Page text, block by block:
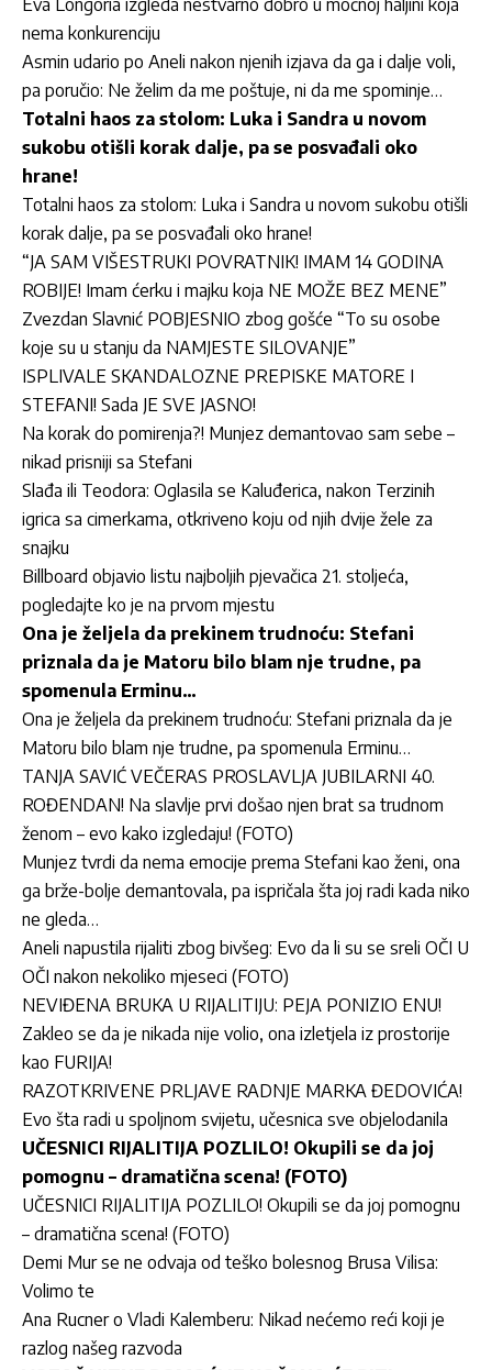
nema konkurenciju
Asmin udario po Aneli nakon njenih izjava da ga i dalje voli,
pa poručio: Ne želim da me poštuje, ni da me spominje…
Totalni haos za stolom: Luka i Sandra u novom
sukobu otišli korak dalje, pa se posvađali oko
hrane!
Totalni haos za stolom: Luka i Sandra u novom sukobu otišli
korak dalje, pa se posvađali oko hrane!
“JA SAM VIŠESTRUKI POVRATNIK! IMAM 14 GODINA
ROBIJE! Imam ćerku i majku koja NE MOŽE BEZ MENE”
Zvezdan Slavnić POBJESNIO zbog gošće “To su osobe
koje su u stanju da NAMJESTE SILOVANJE”
ISPLIVALE SKANDALOZNE PREPISKE MATORE I
STEFANI! Sada JE SVE JASNO!
Na korak do pomirenja?! Munjez demantovao sam sebe –
nikad prisniji sa Stefani
Slađa ili Teodora: Oglasila se Kaluđerica, nakon Terzinih
igrica sa cimerkama, otkriveno koju od njih dvije žele za
snajku
Billboard objavio listu najboljih pjevačica 21. stoljeća,
pogledajte ko je na prvom mjestu
Ona je željela da prekinem trudnoću: Stefani
priznala da je Matoru bilo blam nje trudne, pa
spomenula Erminu…
Ona je željela da prekinem trudnoću: Stefani priznala da je
Matoru bilo blam nje trudne, pa spomenula Erminu…
TANJA SAVIĆ VEČERAS PROSLAVLJA JUBILARNI 40.
ROĐENDAN! Na slavlje prvi došao njen brat sa trudnom
ženom – evo kako izgledaju! (FOTO)
Munjez tvrdi da nema emocije prema Stefani kao ženi, ona
ga brže-bolje demantovala, pa ispričala šta joj radi kada niko
ne gleda…
Aneli napustila rijaliti zbog bivšeg: Evo da li su se sreli OČI U
OČI nakon nekoliko mjeseci (FOTO)
NEVIĐENA BRUKA U RIJALITIJU: PEJA PONIZIO ENU!
Zakleo se da je nikada nije volio, ona izletjela iz prostorije
kao FURIJA!
RAZOTKRIVENE PRLJAVE RADNJE MARKA ĐEDOVIĆA!
Evo šta radi u spoljnom svijetu, učesnica sve objelodanila
UČESNICI RIJALITIJA POZLILO! Okupili se da joj
pomognu – dramatična scena! (FOTO)
UČESNICI RIJALITIJA POZLILO! Okupili se da joj pomognu
– dramatična scena! (FOTO)
Demi Mur se ne odvaja od teško bolesnog Brusa Vilisa:
Volimo te
Ana Rucner o Vladi Kalemberu: Nikad nećemo reći koji je
razlog našeg razvoda